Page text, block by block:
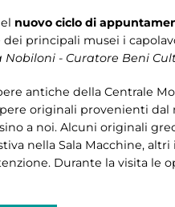
nuovo ciclo di
dei principali musei i
Nobiloni - Curatore Beni
antiche della Centrale
originali provenienti
a noi. Alcuni originali
nella Sala Macchine,
Durante la visita le